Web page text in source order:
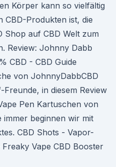
Körper kann so vielfältig
CBD-Produkten ist, die
Shop auf CBD Welt zum
Review: Johnny Dabb
CBD - CBD Guide
von JohnnyDabbCBD
in diesem Review
Pen Kartuschen von
immer beginnen wir mit
CBD Shots - Vapor-
Vape CBD Booster